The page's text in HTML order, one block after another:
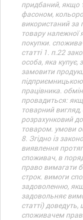
придбаний, якщо
фасоном,
використаний
товару належної
покупки.
статті 1. п.22
особа, яка
замовити
працівника.
провадиться:
товарний вигляд,
розрахунковий
товаром. умови
8. Згідно із
виявлення
споживач, в
право вимагати
строк. вимоги
задоволенню,
задовольняє
статті)
споживачем